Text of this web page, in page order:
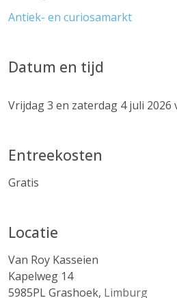
Antiek- en curiosamarkt
Datum en tijd
Vrijdag 3 en zaterdag 4 juli 2026
Entreekosten
Gratis
Locatie
Van Roy Kasseien
Kapelweg 14
5985PLGrashoek, Limburg